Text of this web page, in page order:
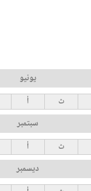
يونيو
ث أ
سبتمبر
ث أ
ديسمبر